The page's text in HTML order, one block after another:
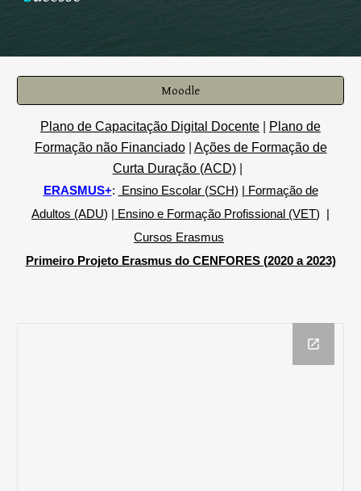
Moodle
Plano de Capacitação Digital Docente
Plano de
Formação não Financiado| Ações de Formação de
Curta Duração (ACD)|
ERASMUS+: Ensino Escolar (SCH)
Formação de
Adultos (ADU) Ensino e Formação Profissional (VET)
Cursos Erasmus
Primeiro Projeto Erasmus do CENFORES (2020 a 2023)